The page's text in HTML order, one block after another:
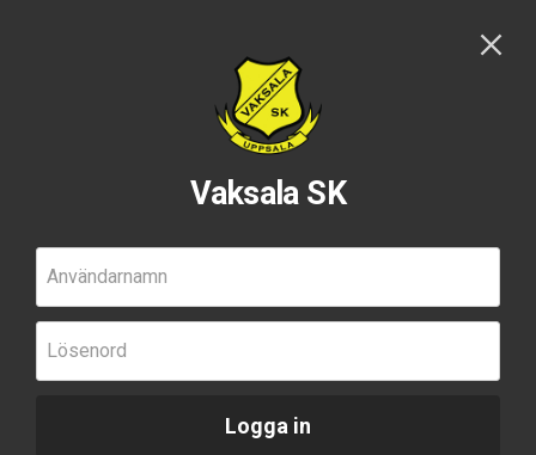
Vaksala SK
Användarnamn
Lösenord
Logga in